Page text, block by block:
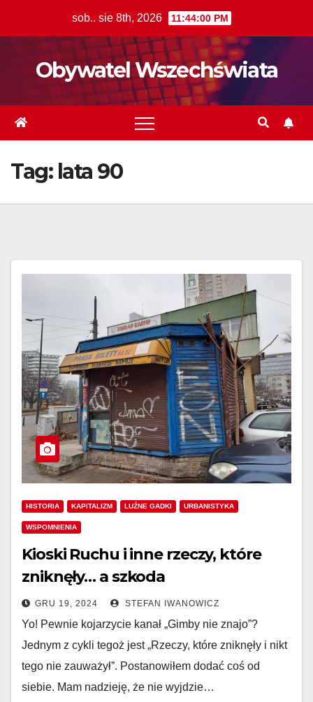
sob.. sie 8th, 2026 11:44:01 PM
Obywatel Wszechświata
Tag: lata 90
HISTORIA KAPITALIZM LUŹNE GADKI URBANISTYKA
WSPOMNIENIA
Kioski Ruchu i inne rzeczy, które
zniknęły… a szkoda
GRU 19, 2024 STEFAN IWANOWICZ
Yo! Pewnie kojarzycie kanał „Gimby nie znajo”?
Jednym z cykli tegoż jest „Rzeczy, które zniknęły i nikt
tego nie zauważył”. Postanowiłem dodać coś od
siebie. Mam nadzieję, że nie wyjdzie…